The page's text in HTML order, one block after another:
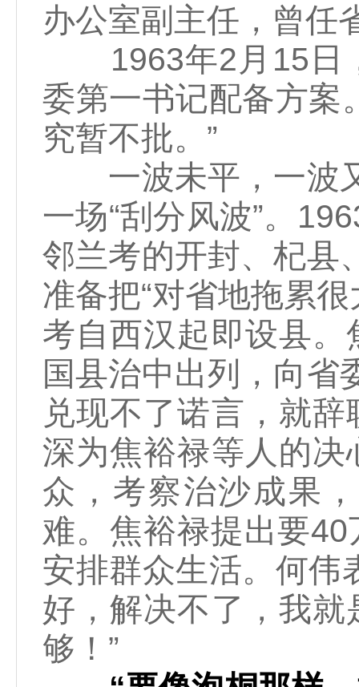
办公室副主任，曾任
1963年2月15日，
委第一书记配备方案
究暂不批。”
一波未平，一波又
一场“刮分风波”。
邻兰考的开封、杞县
准备把“对省地拖累
考自西汉起即设县
国县治中出列，向省
兑现不了诺言，就
深为焦裕禄等人的
众，考察治沙成果
难。焦裕禄提出要
安排群众生活。何伟
好，解决不了，我
够！”